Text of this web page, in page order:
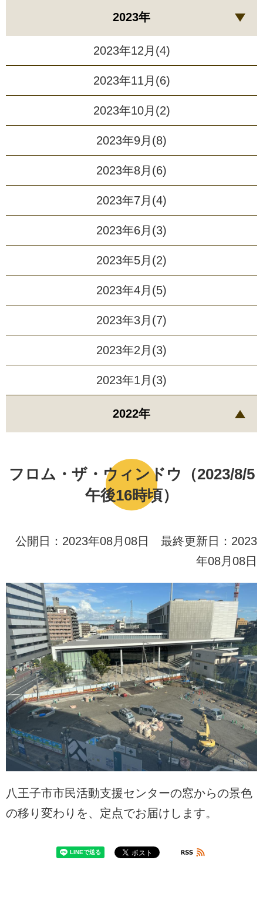
フロム・ザ・ウィンドウ（2023/8/5
午後16時頃）
公開日：2023年08月08日 最終更新日：2023
年08月08日
八王子市市民活動支援センターの窓からの景色
の移り変わりを、定点でお届けします。
2023年
2023年12月(4)
2023年11月(6)
2023年10月(2)
2023年9月(8)
2023年8月(6)
2023年7月(4)
2023年6月(3)
2023年5月(2)
2023年4月(5)
2023年3月(7)
2023年2月(3)
2023年1月(3)
2022年